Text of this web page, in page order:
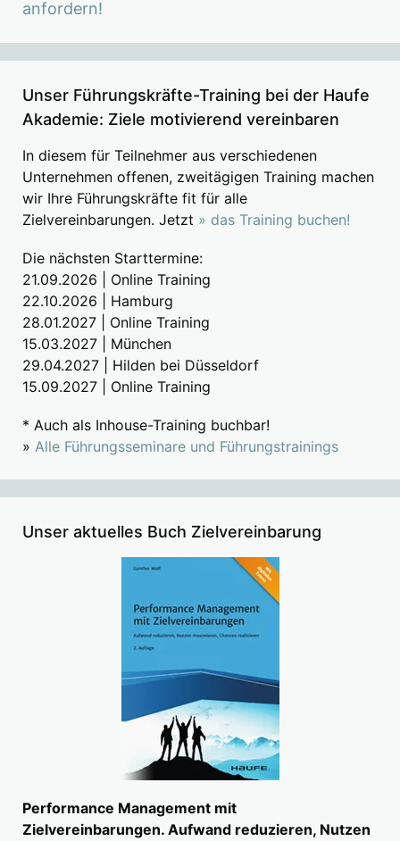
anfordern!
Unser Führungskräfte-Training bei der Haufe
Akademie: Ziele motivierend vereinbaren
In diesem für Teilnehmer aus verschiedenen
Unternehmen offenen, zweitägigen Training machen
wir Ihre Führungskräfte fit für alle
Zielvereinbarungen. Jetzt » das Training buchen!
Die nächsten Starttermine:
21.09.2026 | Online Training
22.10.2026 | Hamburg
28.01.2027 | Online Training
15.03.2027 | München
29.04.2027 | Hilden bei Düsseldorf
15.09.2027 | Online Training
* Auch als Inhouse-Training buchbar!
» Alle Führungsseminare und Führungstrainings
Unser aktuelles Buch Zielvereinbarung
Performance Management mit
Zielvereinbarungen. Aufwand reduzieren, Nutzen